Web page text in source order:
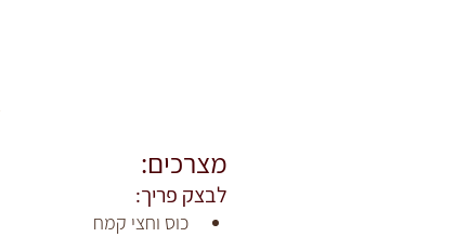
מצרכים:
לבצק פריך:
כוס וחצי קמח